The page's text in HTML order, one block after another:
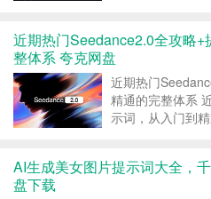
始...
近期热门Seedance2.0全攻略
整体系 夸克网盘
近期热门
精通的完整体系
示词，从入门到
盘：https://
AI生成美女图片提示词大全，
盘下载